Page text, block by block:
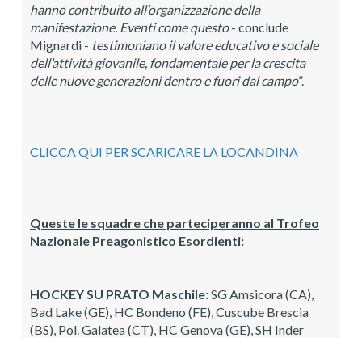
hanno contribuito all’organizzazione della
manifestazione. Eventi come questo- conclude
Mignardi - testimoniano il valore educativo e sociale
dell’attività giovanile, fondamentale per la crescita
delle nuove generazioni dentro e fuori dal campo”.
CLICCA QUI PER SCARICARE LA LOCANDINA
Queste le squadre che parteciperanno al Trofeo
Nazionale Preagonistico Esordienti:
HOCKEY SU PRATO Maschile: SG Amsicora (CA),
Bad Lake (GE), HC Bondeno (FE), Cuscube Brescia
(BS), Pol. Galatea (CT), HC Genova (GE), SH Inder